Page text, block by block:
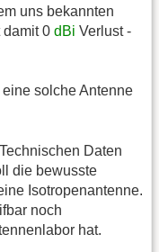
uns bekannten
damit 0 dBi Verlust -
eine solche Antenne
Daten
die bewusste
Isotropenantenne.
noch
hat.